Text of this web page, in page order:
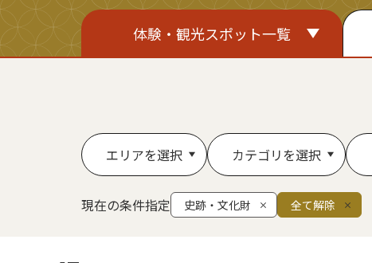
体験・観光スポット一覧
エリアを選択 カテゴリを選択
現在の条件指定 史跡・文化財 全て解除